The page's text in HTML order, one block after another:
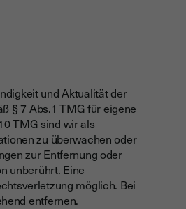
und Aktualität der
§ 7 Abs.1 TMG für eigene
TMG sind wir als
zu überwachen oder
zur Entfernung oder
unberührt. Eine
möglich. Bei
entfernen.